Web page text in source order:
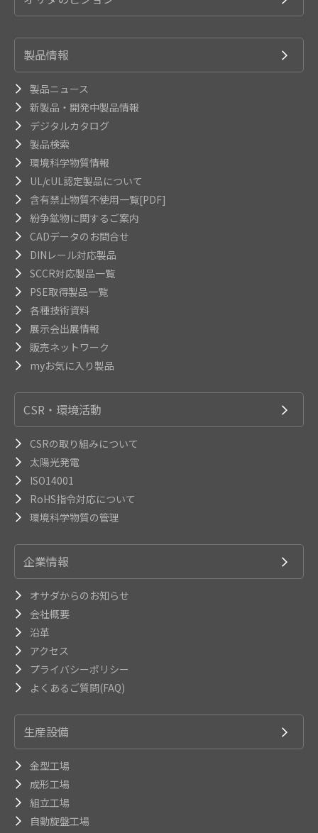
製品情報
製品ニュース
新製品・開発中製品情報
デジタルカタログ
製品検索
環境科学物質情報
UL/cUL認定製品について
含有禁止物質不使用一覧[PDF]
紛争鉱物に関するご案内
CADデータのお問合せ
DINレール対応製品
SCCR対応製品一覧
PSE取得製品一覧
各種技術資料
展示会出展情報
販売ネットワーク
myお気に入り製品
CSR・環境活動
CSRの取り組みについて
太陽光発電
ISO14001
RoHS指令対応について
環境科学物質の管理
企業情報
オサダからのお知らせ
会社概要
沿革
アクセス
プライバシーポリシー
よくあるご質問(FAQ)
生産設備
金型工場
成形工場
組立工場
自動旋盤工場